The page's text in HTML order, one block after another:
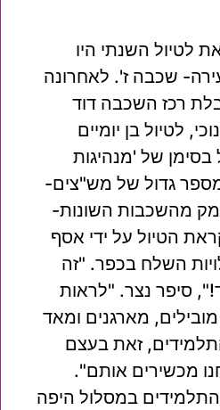
לטיול השנתי היו
שכבה ז'. לאחרונה
רכז השכבה דוד
לטיול בן יומיים
בסימן של 'מנהיגות
מספר גדול של מש"צים-
מהשכבות השונות-
הטיול על ידי אסף
השלח בכפר. "זה
סיפר נצר. "לראות
מארגנים ומאד
זאת בעצם
מכשירים אותם".
התלמידים במסלול היפה